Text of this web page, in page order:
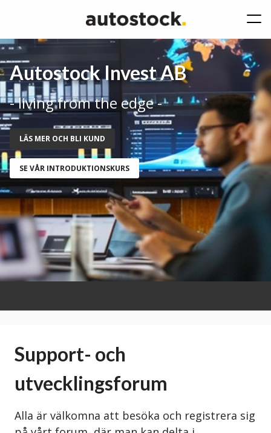
Autostock Invest AB
- living from the edge -
LÄS MER OCH BLI KUND
SE VÅR INTRODUKTIONSKURS
Support- och
utvecklingsforum
Alla är välkomna att besöka och registrera sig